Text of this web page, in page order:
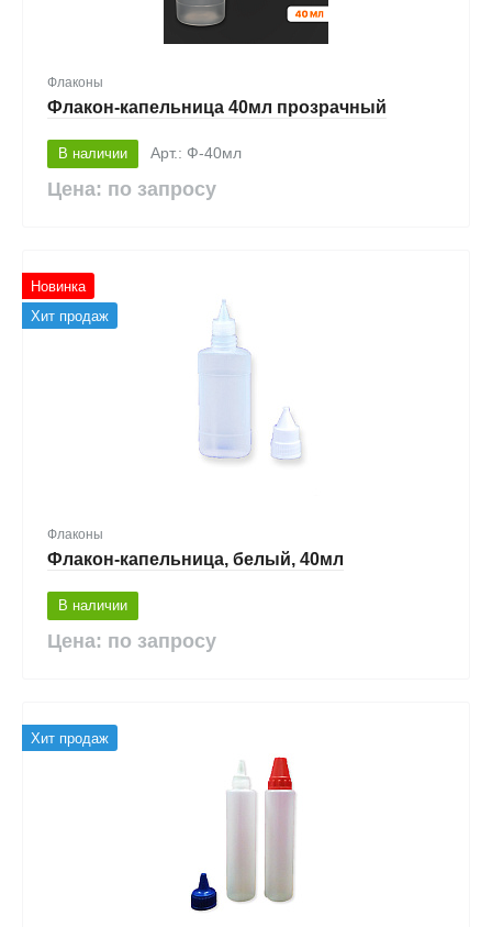
Флаконы
Флакон-капельница 40мл прозрачный
В наличии Арт.: Ф-40мл
Цена: по запросу
Новинка
Хит продаж
Флаконы
Флакон-капельница, белый, 40мл
В наличии
Цена: по запросу
Хит продаж